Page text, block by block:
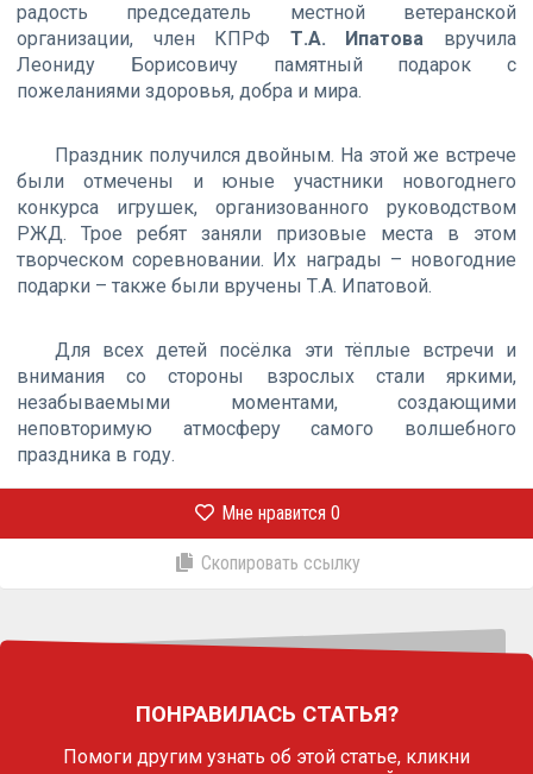
радость председатель местной ветеранской
организации, член КПРФ Т.А. Ипатова вручила
Леониду Борисовичу памятный подарок с
пожеланиями здоровья, добра и мира.
Праздник получился двойным. На этой же встрече
были отмечены и юные участники новогоднего
конкурса игрушек, организованного руководством
РЖД. Трое ребят заняли призовые места в этом
творческом соревновании. Их награды – новогодние
подарки – также были вручены Т.А. Ипатовой.
Для всех детей посёлка эти тёплые встречи и
внимания со стороны взрослых стали яркими,
незабываемыми моментами, создающими
неповторимую атмосферу самого волшебного
праздника в году.
Мне нравится 0
Скопировать ссылку
ПОНРАВИЛАСЬ СТАТЬЯ?
Помоги другим узнать об этой статье, кликни